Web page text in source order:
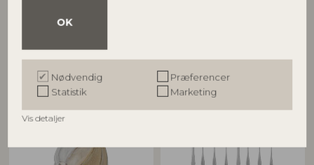
OK
Nødvendig
Præferencer
Statistik
Marketing
Vis detaljer
165,00 DKK
NYHED